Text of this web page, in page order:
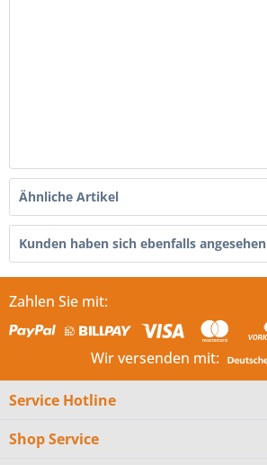
Ähnliche Artikel
Kunden haben sich ebenfalls angesehen
Zahlen Sie mit:
Wir versenden mit:
Service Hotline
Shop Service